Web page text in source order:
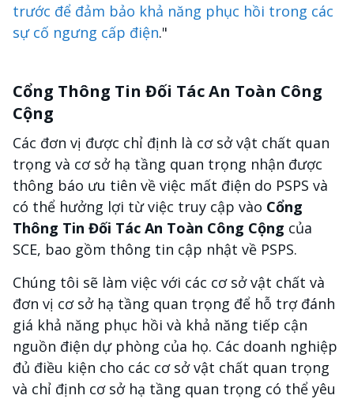
trước để đảm bảo khả năng phục hồi trong các
sự cố ngưng cấp điện."
Cổng Thông Tin Đối Tác An Toàn Công
Cộng
Các đơn vị được chỉ định là cơ sở vật chất quan
trọng và cơ sở hạ tầng quan trọng nhận được
thông báo ưu tiên về việc mất điện do PSPS và
có thể hưởng lợi từ việc truy cập vào Cổng
Thông Tin Đối Tác An Toàn Công Cộng của
SCE, bao gồm thông tin cập nhật về PSPS.
Chúng tôi sẽ làm việc với các cơ sở vật chất và
đơn vị cơ sở hạ tầng quan trọng để hỗ trợ đánh
giá khả năng phục hồi và khả năng tiếp cận
nguồn điện dự phòng của họ. Các doanh nghiệp
đủ điều kiện cho các cơ sở vật chất quan trọng
và chỉ định cơ sở hạ tầng quan trọng có thể yêu